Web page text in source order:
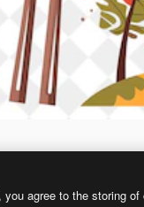
使うと、あなた独自の画像
you agree to the storing